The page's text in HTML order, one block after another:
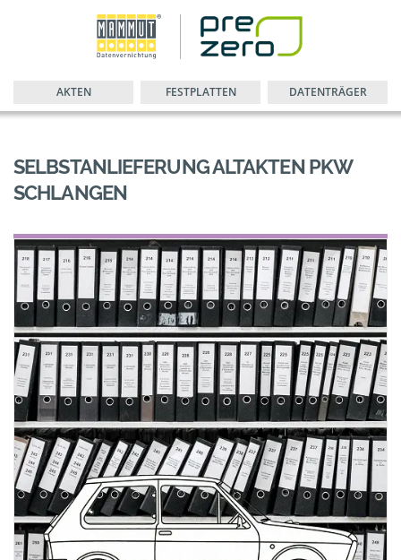
AKTEN FESTPLATTEN DATENTRÄGER
SELBSTANLIEFERUNG ALTAKTEN PKW
SCHLANGEN